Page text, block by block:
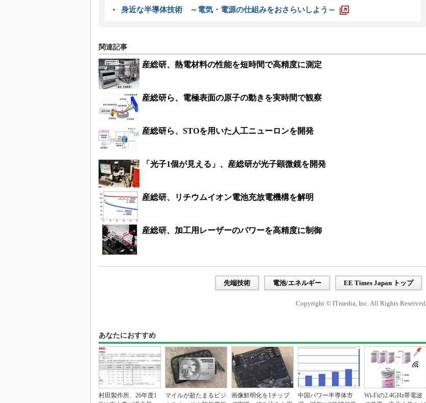
身近な半導体技術 ～電気・電源の仕組みをおさらいしよう～
関連記事
産総研、熱電材料の性能を短時間で高精度に測定
産総研ら、電極表面の原子の動きを実時間で観察
産総研ら、STOを用いた人工ニューロンを開発
「光子1個が見える」、産総研が光子顕微鏡を開発
産総研、リチウムイオン電池充放電機構を解明
産総研、加工用レーザーのパワーを高精度に制御
先端技術 電池/エネルギー EE Times Japan トップ
Copyright © ITmedia, Inc. All Rights Reserved.
あなたにおすすめ
村田製作所、26年度1
マイルが超たまるビジ
画像鮮明化を1チップ
中国パワー半導体市
Wi-Fiの2.4GHz帯電波